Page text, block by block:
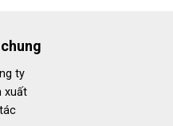
ty
xuất